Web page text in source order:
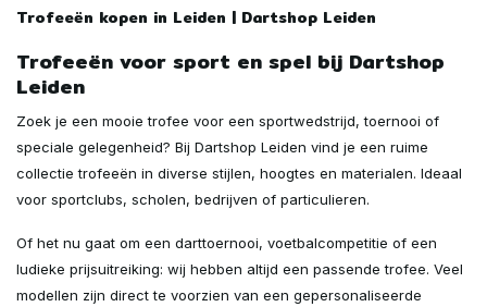
Trofeeën kopen in Leiden | Dartshop Leiden
Trofeeën voor sport en spel bij Dartshop
Leiden
Zoek je een mooie trofee voor een sportwedstrijd, toernooi of
speciale gelegenheid? Bij Dartshop Leiden vind je een ruime
collectie trofeeën in diverse stijlen, hoogtes en materialen. Ideaal
voor sportclubs, scholen, bedrijven of particulieren.
Of het nu gaat om een darttoernooi, voetbalcompetitie of een
ludieke prijsuitreiking: wij hebben altijd een passende trofee. Veel
modellen zijn direct te voorzien van een gepersonaliseerde